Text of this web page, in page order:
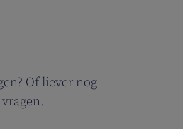
Of liever nog